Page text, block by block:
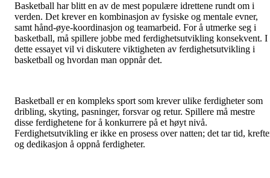
Basketball har blitt en av de mest populære idrettene rundt om i
verden. Det krever en kombinasjon av fysiske og mentale evner,
samt hånd-øye-koordinasjon og teamarbeid. For å utmerke seg i
basketball, må spillere jobbe med ferdighetsutvikling konsekvent. I
dette essayet vil vi diskutere viktigheten av ferdighetsutvikling i
basketball og hvordan man oppnår det.
Basketball er en kompleks sport som krever ulike ferdigheter som
dribling, skyting, pasninger, forsvar og retur. Spillere må mestre
disse ferdighetene for å konkurrere på et høyt nivå.
Ferdighetsutvikling er ikke en prosess over natten; det tar tid,
og dedikasjon å oppnå ferdigheter.